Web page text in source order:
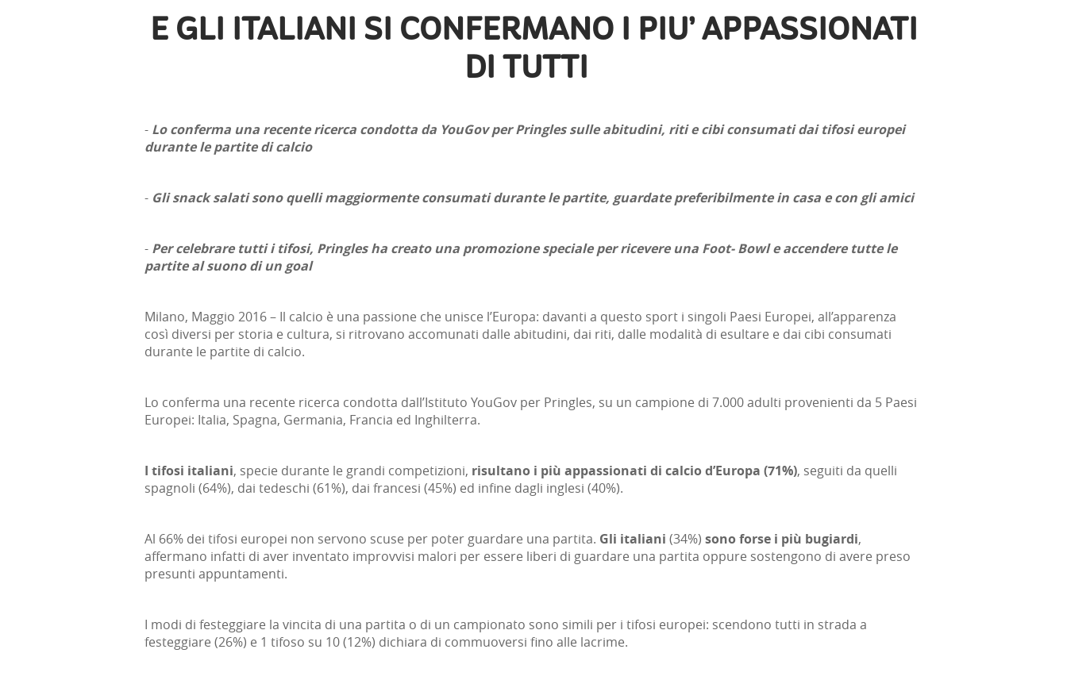
E GLI ITALIANI SI CONFERMANO I PIU’ APPASSIONATI
DI TUTTI
- Lo conferma una recente ricerca condotta da YouGov per Pringles sulle abitudini, riti e cibi consumati dai tifosi europei
durante le partite di calcio
- Gli snack salati sono quelli maggiormente consumati durante le partite, guardate preferibilmente in casa e con gli amici
- Per celebrare tutti i tifosi, Pringles ha creato una promozione speciale per ricevere una Foot- Bowl e accendere tutte le
partite al suono di un goal
Milano, Maggio 2016 – Il calcio è una passione che unisce l’Europa: davanti a questo sport i singoli Paesi Europei, all’apparenza
così diversi per storia e cultura, si ritrovano accomunati dalle abitudini, dai riti, dalle modalità di esultare e dai cibi consumati
durante le partite di calcio.
Lo conferma una recente ricerca condotta dall’Istituto YouGov per Pringles, su un campione di 7.000 adulti provenienti da 5 Paesi
Europei: Italia, Spagna, Germania, Francia ed Inghilterra.
I tifosi italiani, specie durante le grandi competizioni, risultano i più appassionati di calcio d’Europa (71%), seguiti da quelli
spagnoli (64%), dai tedeschi (61%), dai francesi (45%) ed infine dagli inglesi (40%).
Al 66% dei tifosi europei non servono scuse per poter guardare una partita. Gli italiani (34%) sono forse i più bugiardi,
affermano infatti di aver inventato improvvisi malori per essere liberi di guardare una partita oppure sostengono di avere preso
presunti appuntamenti.
I modi di festeggiare la vincita di una partita o di un campionato sono simili per i tifosi europei: scendono tutti in strada a
festeggiare (26%) e 1 tifoso su 10 (12%) dichiara di commuoversi fino alle lacrime.